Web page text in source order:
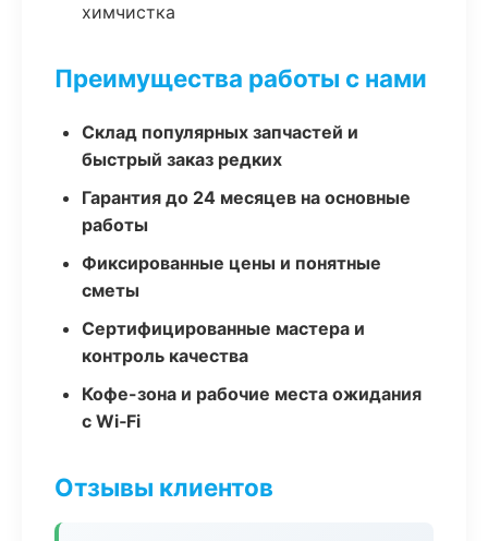
химчистка
Преимущества работы с нами
Склад популярных запчастей и
быстрый заказ редких
Гарантия до 24 месяцев на основные
работы
Фиксированные цены и понятные
сметы
Сертифицированные мастера и
контроль качества
Кофе-зона и рабочие места ожидания
с Wi‑Fi
Отзывы клиентов